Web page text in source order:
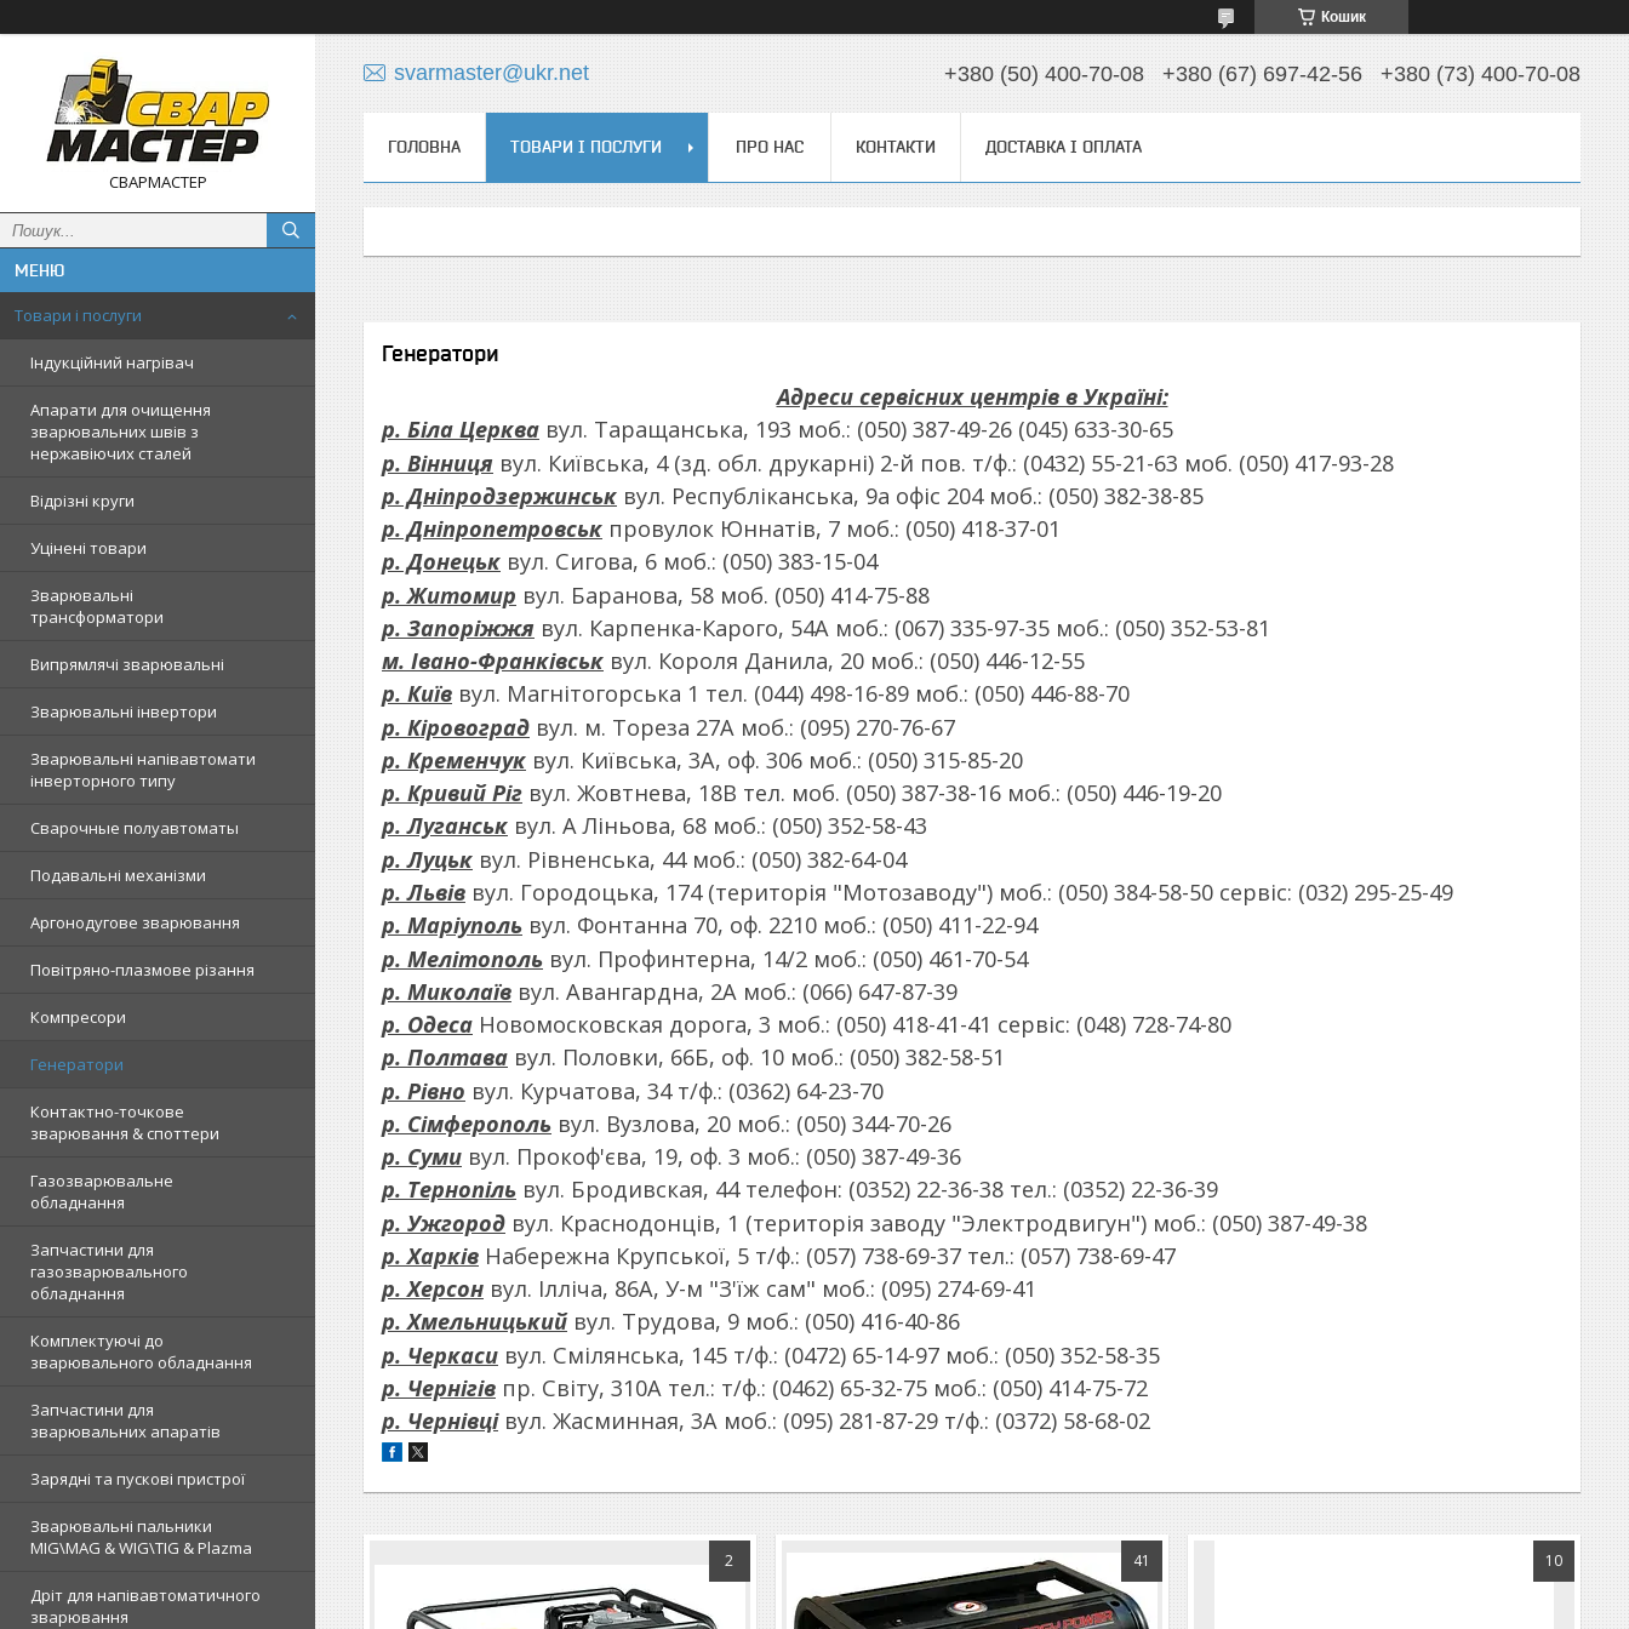
Кошик
СВАРМАСТЕР
Товари і послуги
Індукційний нагрівач
Апарати для очищення
зварювальних швів з
нержавіючих сталей
Відрізні круги
Уцінені товари
Зварювальні
трансформатори
Випрямлячі зварювальні
Зварювальні інвертори
Зварювальні напівавтомати
інверторного типу
Сварочные полуавтоматы
Подавальні механізми
Аргонодугове зварювання
Повітряно-плазмове різання
Компресори
Генератори
Контактно-точкове
зварювання & споттери
Газозварювальне
обладнання
Запчастини для
газозварювального
обладнання
Комплектуючі до
зварювального обладнання
Запчастини для
зварювальних апаратів
Зарядні та пускові пристрої
Зварювальні пальники
MIG\MAG & WIG\TIG & Plazma
Дріт для напівавтоматичного
зварювання
svarmaster@ukr.net +380 (50) 400-70-08 +380 (67) 697-42-56 +380 (73) 400-70-08
ГОЛОВНА ТОВАРИ І ПОСЛУГИ ПРО НАС КОНТАКТИ ДОСТАВКА І ОПЛАТА
Генератори
Адреси сервісних центрів в Україні:
р. Біла Церква вул. Таращанська, 193 моб.: (050) 387-49-26 (045) 633-30-65
р. Вінниця вул. Київська, 4 (зд. обл. друкарні) 2-й пов. т/ф.: (0432) 55-21-63 моб. (050) 417-93-28
р. Дніпродзержинськ вул. Республіканська, 9а офіс 204 моб.: (050) 382-38-85
р. Дніпропетровськ провулок Юннатів, 7 моб.: (050) 418-37-01
р. Донецьк вул. Сигова, 6 моб.: (050) 383-15-04
р. Житомир вул. Баранова, 58 моб. (050) 414-75-88
р. Запоріжжя вул. Карпенка-Карого, 54А моб.: (067) 335-97-35 моб.: (050) 352-53-81
м. Івано-Франківськ вул. Короля Данила, 20 моб.: (050) 446-12-55
р. Київ вул. Магнітогорська 1 тел. (044) 498-16-89 моб.: (050) 446-88-70
р. Кіровоград вул. м. Тореза 27А моб.: (095) 270-76-67
р. Кременчук вул. Київська, 3А, оф. 306 моб.: (050) 315-85-20
р. Кривий Ріг вул. Жовтнева, 18В тел. моб. (050) 387-38-16 моб.: (050) 446-19-20
р. Луганськ вул. А Ліньова, 68 моб.: (050) 352-58-43
р. Луцьк вул. Рівненська, 44 моб.: (050) 382-64-04
р. Львів вул. Городоцька, 174 (територія "Мотозаводу") моб.: (050) 384-58-50 сервіс: (032) 295-25-49
р. Маріуполь вул. Фонтанна 70, оф. 2210 моб.: (050) 411-22-94
р. Мелітополь вул. Профинтерна, 14/2 моб.: (050) 461-70-54
р. Миколаїв вул. Авангардна, 2А моб.: (066) 647-87-39
р. Одеса Новомосковская дорога, 3 моб.: (050) 418-41-41 сервіс: (048) 728-74-80
р. Полтава вул. Половки, 66Б, оф. 10 моб.: (050) 382-58-51
р. Рівно вул. Курчатова, 34 т/ф.: (0362) 64-23-70
р. Сімферополь вул. Вузлова, 20 моб.: (050) 344-70-26
р. Суми вул. Прокоф'єва, 19, оф. 3 моб.: (050) 387-49-36
р. Тернопіль вул. Бродивская, 44 телефон: (0352) 22-36-38 тел.: (0352) 22-36-39
р. Ужгород вул. Краснодонців, 1 (територія заводу "Электродвигун") моб.: (050) 387-49-38
р. Харків Набережна Крупської, 5 т/ф.: (057) 738-69-37 тел.: (057) 738-69-47
р. Херсон вул. Ілліча, 86А, У-м "З'їж сам" моб.: (095) 274-69-41
р. Хмельницькийвул. Трудова, 9 моб.: (050) 416-40-86
р. Черкаси вул. Смілянська, 145 т/ф.: (0472) 65-14-97 моб.: (050) 352-58-35
р. Чернігів пр. Світу, 310А тел.: т/ф.: (0462) 65-32-75 моб.: (050) 414-75-72
р. Чернівцівул. Жасминная, 3А моб.: (095) 281-87-29 т/ф.: (0372) 58-68-02
2 41 10